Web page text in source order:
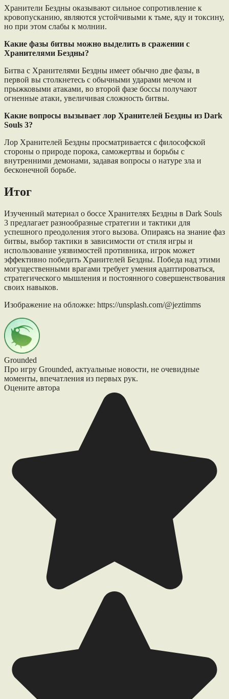
Хранители Бездны оказывают сильное сопротивление к
кровопусканию, являются устойчивыми к тьме, яду и токсину,
но при этом слабы к молнии.
Какие фазы битвы можно выделить в сражении с
Хранителями Бездны?
Битва с Хранителями Бездны имеет обычно две фазы, в
первой вы столкнетесь с обычными ударами мечом и
прыжковыми атаками, во второй фазе боссы получают
огненные атаки, увеличивая сложность битвы.
Какие вопросы вызывает лор Хранителей Бездны из Dark
Souls 3?
Лор Хранителей Бездны просматривается с философской
стороны о природе порока, саможертвы и борьбы с
внутренними демонами, задавая вопросы о натуре зла и
бесконечной борьбе.
Итог
Изученный материал о боссе Хранителях Бездны в Dark Souls
3 предлагает разнообразные стратегии и тактики для
успешного преодоления этого вызова. Опираясь на знание фаз
битвы, выбор тактики в зависимости от стиля игры и
использование уязвимостей противника, игрок может
эффективно победить Хранителей Бездны. Победа над этими
могущественными врагами требует умения адаптироваться,
стратегического мышления и постоянного совершенствования
своих навыков.
Изображение на обложке: https://unsplash.com/@jeztimms
Grounded
Про игру Grounded, актуальные новости, не очевидные
моменты, впечатления из первых рук.
Оцените автора